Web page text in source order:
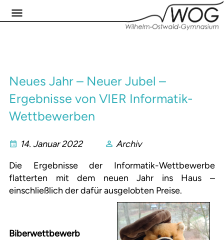
Neues Jahr – Neuer Jubel –
Ergebnisse von VIER Informatik-
Wettbewerben
14. Januar 2022
Archiv
Die Ergebnisse der Informatik-Wettbewerbe
flatterten mit dem neuen Jahr ins Haus –
einschließlich der dafür ausgelobten Preise.
Biberwettbewerb